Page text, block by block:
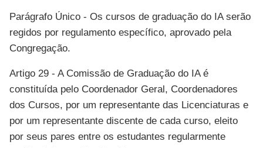
Parágrafo Único - Os cursos de graduação do IA serão
regidos por regulamento específico, aprovado pela
Congregação.
Artigo 29 - A Comissão de Graduação do IA é
constituída pelo Coordenador Geral, Coordenadores
dos Cursos, por um representante das Licenciaturas e
por um representante discente de cada curso, eleito
por seus pares entre os estudantes regularmente